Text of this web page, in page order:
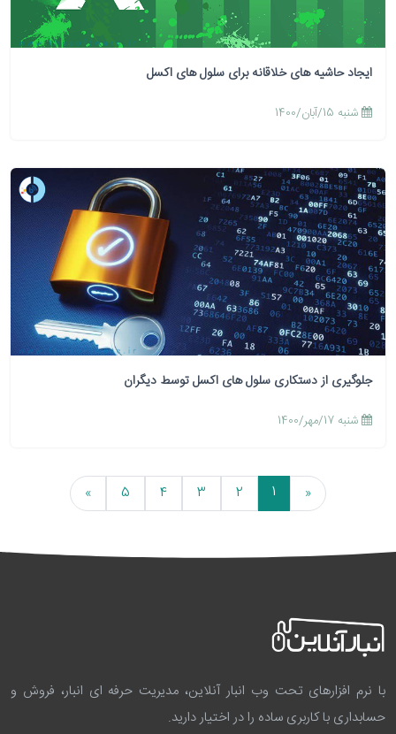
ایجاد حاشیه های خلاقانه برای سلول های اکسل
شنبه 15/آبان/1400
جلوگیری از دستکاری سلول های اکسل توسط دیگران
شنبه 17/مهر/1400
«
1
2
3
4
5
»
با نرم افزارهای تحت وب انبار آنلاین، مدیریت حرفه ای انبار، فروش و
حسابداری با کاربری ساده را در اختیار دارید.